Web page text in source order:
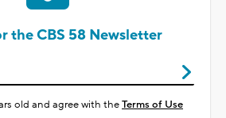
the CBS 58 Newsletter
old and agree with theTerms of Use